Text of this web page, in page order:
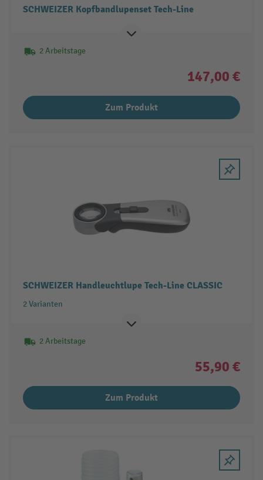
SCHWEIZER Kopfbandlupenset Tech-Line
2 Arbeitstage
147,00 €
Zum Produkt
SCHWEIZER Handleuchtlupe Tech-Line CLASSIC
2 Varianten
2 Arbeitstage
55,90 €
Zum Produkt